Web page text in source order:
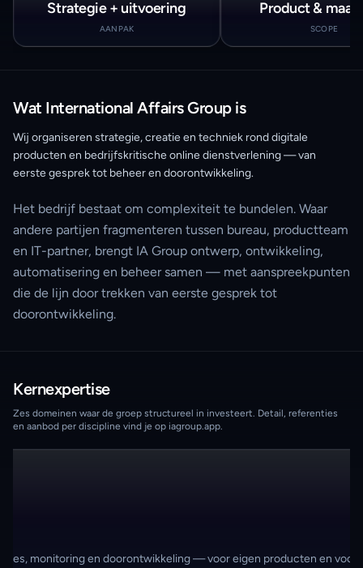
Strategie + uitvoering
AANPAK
Product &
SCOPE
Wat International Affairs Group is
Wij organiseren strategie, creatie en techniek rond digitale
producten en bedrijfskritische online dienstverlening — van
eerste gesprek tot beheer en doorontwikkeling.
Het bedrijf bestaat om complexiteit te bundelen. Waar
andere partijen fragmenteren tussen bureau, productteam
en IT-partner, brengt IA Group ontwerp, ontwikkeling,
automatisering en beheer samen — met aanspreekpunten
die de lijn door trekken van eerste gesprek tot
doorontwikkeling.
Kernexpertise
Zes domeinen waar de groep structureel in investeert. Detail, referenties
en aanbod per discipline vind je op iagroup.app.
monitoring en doorontwikkeling — voor eigen producten en voor